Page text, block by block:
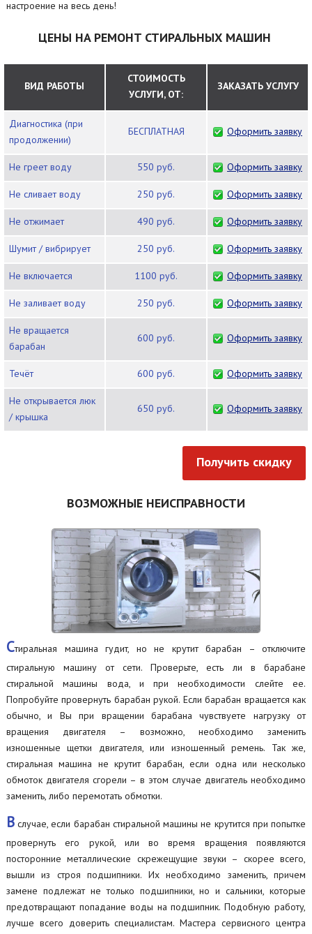
настроение на весь день!
ЦЕНЫ НА РЕМОНТ СТИРАЛЬНЫХ МАШИН
ВИД РАБОТЫ
СТОИМОСТЬ
УСЛУГИ, ОТ:
ЗАКАЗАТЬ УСЛУГУ
Диагностика (при
продолжении)
БЕСПЛАТНАЯ Оформить заявку
Не греет воду 550 руб. Оформить заявку
Не сливает воду 250 руб. Оформить заявку
Не отжимает 490 руб. Оформить заявку
Шумит / вибрирует 250 руб. Оформить заявку
Не включается 1100 руб. Оформить заявку
Не заливает воду 250 руб. Оформить заявку
Не вращается
барабан
600 руб. Оформить заявку
Течёт 600 руб. Оформить заявку
Не открывается люк
/ крышка
650 руб. Оформить заявку
Получить скидку
ВОЗМОЖНЫЕ НЕИСПРАВНОСТИ
Стиральная машина гудит, но не крутит барабан – отключите
стиральную машину от сети. Проверьте, есть ли в барабане
стиральной машины вода, и при необходимости слейте ее.
Попробуйте провернуть барабан рукой. Если барабан вращается как
обычно, и Вы при вращении барабана чувствуете нагрузку от
вращения двигателя – возможно, необходимо заменить
изношенные щетки двигателя, или изношенный ремень. Так же,
стиральная машина не крутит барабан, если одна или несколько
обмоток двигателя сгорели – в этом случае двигатель необходимо
заменить, либо перемотать обмотки.
В случае, если барабан стиральной машины не крутится при попытке
провернуть его рукой, или во время вращения появляются
посторонние металлические скрежещущие звуки – скорее всего,
вышли из строя подшипники. Их необходимо заменить, причем
замене подлежат не только подшипники, но и сальники, которые
предотвращают попадание воды на подшипник. Подобную работу,
лучше всего доверить специалистам. Мастера сервисного центра